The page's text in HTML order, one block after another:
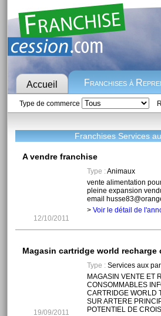
Accueil Franchises à
Type de commerce
Franchises Services
A vendre franchise
12/10/2011
Type :Animaux
vente alimentation
pleine expansion
email
> Voir le détail de
Magasin cartridge world recharge
19/09/2011
Type :Services aux
MAGASIN VENTE ET
CONSOMMABLES
CARTRIDGE WORLD
SUR ARTERE
POTENTIEL DE